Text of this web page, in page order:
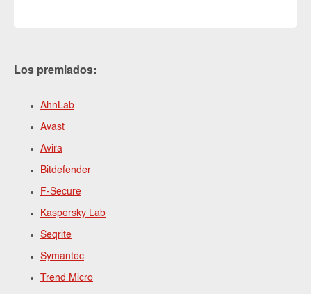
Los premiados:
AhnLab
Avast
Avira
Bitdefender
F-Secure
Kaspersky Lab
Seqrite
Symantec
Trend Micro